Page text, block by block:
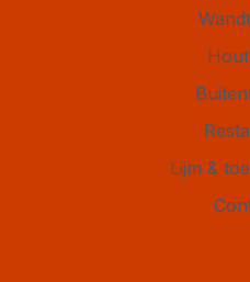
Lijm &